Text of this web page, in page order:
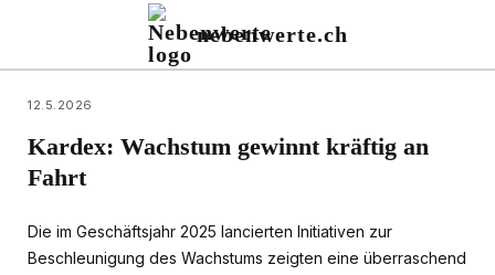
nebenwerte.ch
12.5.2026
Kardex: Wachstum gewinnt kräftig an
Fahrt
Die im Geschäftsjahr 2025 lancierten Initiativen zur
Beschleunigung des Wachstums zeigten eine überraschend